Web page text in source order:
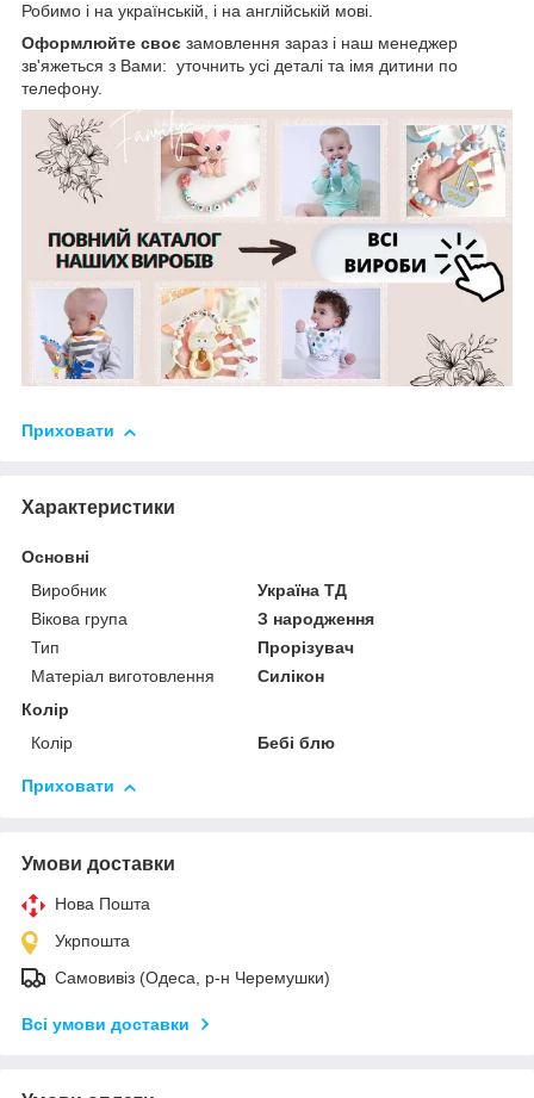
Робимо і на українській, і на англійській мові.
Оформлюйте своє замовлення зараз і наш менеджер
зв'яжеться з Вами: уточнить усі деталі та імя дитини по
телефону.
Приховати
Характеристики
Основні
Виробник
Україна ТД
Вікова група
З народження
Тип
Прорізувач
Матеріал виготовлення
Силікон
Колір
Колір
Бебі блю
Приховати
Умови доставки
Нова Пошта
Укрпошта
Самовивіз (Одеса, р-н Черемушки)
Всі умови доставки